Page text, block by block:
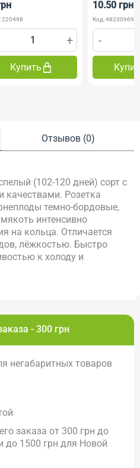
- 300 грн
негабаритных товаров
заказа от 300 грн до
до 1500 грн для Новой
Отзывов (0)
(102-120 дней) сорт с
Розетка
темно-бордовые,
интенсивно
на кольца. Отличается
лёжкостью. Быстро
к холоду и
220498
+
Купить
10.50 грн
Код:
-